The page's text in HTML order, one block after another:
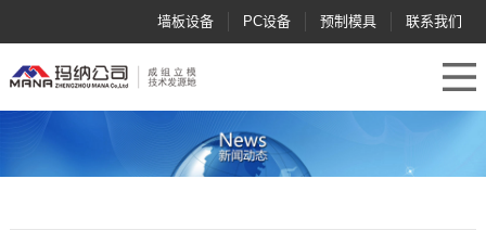
联系我们
预制模具
PC设备
墙板设备